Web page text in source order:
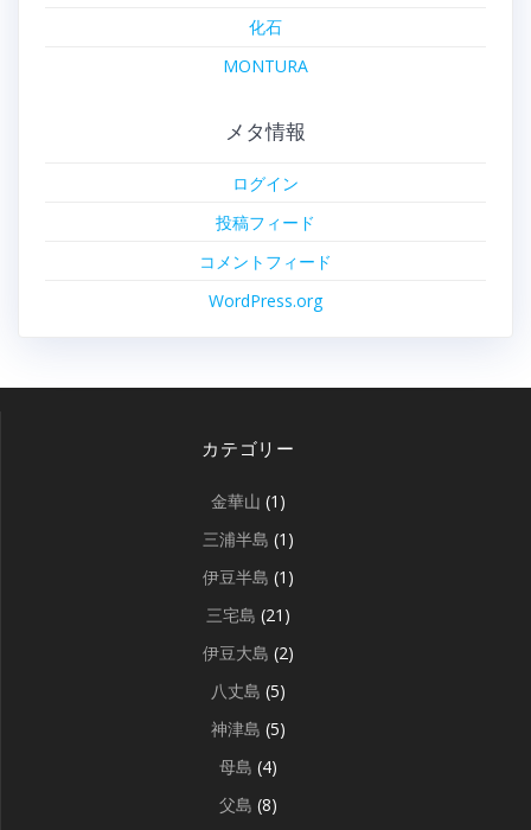
化石
MONTURA
メタ情報
ログイン
投稿フィード
コメントフィード
WordPress.org
カテゴリー
金華山 (1)
三浦半島 (1)
伊豆半島 (1)
三宅島 (21)
伊豆大島 (2)
八丈島 (5)
神津島 (5)
母島 (4)
父島 (8)